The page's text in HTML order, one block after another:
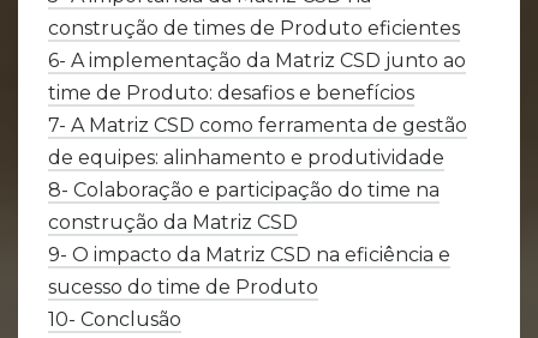
construção de times de Produto eficientes
6- A implementação da Matriz CSD junto ao
time de Produto: desafios e benefícios
7- A Matriz CSD como ferramenta de gestão
de equipes: alinhamento e produtividade
8- Colaboração e participação do time na
construção da Matriz CSD
9- O impacto da Matriz CSD na eficiência e
sucesso do time de Produto
10- Conclusão